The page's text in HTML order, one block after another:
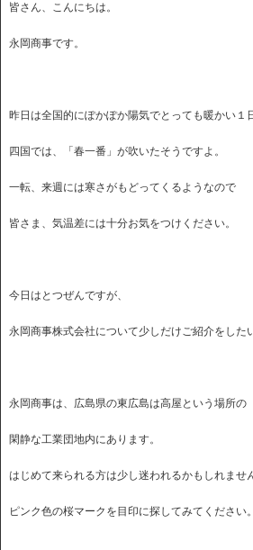
皆さん、こんにちは。
永岡商事です。
昨日は全国的にぽかぽか陽気でとっても暖かい１
四国では、「春一番」が吹いたそうですよ。
一転、来週には寒さがもどってくるようなので
皆さま、気温差には十分お気をつけください。
今日はとつぜんですが、
永岡商事株式会社について少しだけご紹介をした
永岡商事は、広島県の東広島は高屋という場所の
閑静な工業団地内にあります。
はじめて来られる方は少し迷われるかもしれませ
ピンク色の桜マークを目印に探してみてください。